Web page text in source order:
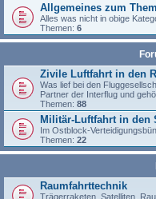
Allgemeines zum
Alles was nicht in obige
Themen: 6
Zivile Luftfahrt in den
Was lief bei den
Partner der Interflug und
Themen: 88
Militär-Luftfahrt in den
Im Ostblock-
Themen: 22
Raumfahrttechnik
Trägerraketen, Satelliten,